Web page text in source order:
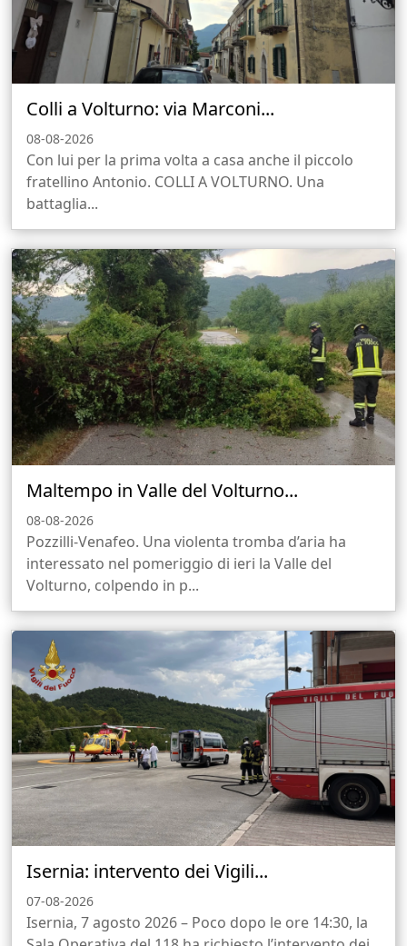
Colli a Volturno: via Marconi...
08-08-2026
Con lui per la prima volta a casa anche il piccolo
fratellino Antonio. COLLI A VOLTURNO. Una
battaglia...
Maltempo in Valle del Volturno...
08-08-2026
Pozzilli-Venafeo. Una violenta tromba d’aria ha
interessato nel pomeriggio di ieri la Valle del
Volturno, colpendo in p...
Isernia: intervento dei Vigili...
07-08-2026
Isernia, 7 agosto 2026 – Poco dopo le ore 14:30, la